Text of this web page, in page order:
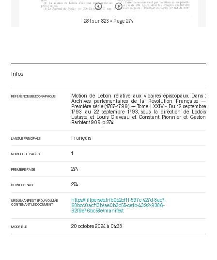
281 sur 823 • Page 274
Infos
RÉFÉRENCE BIBLIOGRAPHIQUE
Motion de Lebon relative aux vicaires épiscopaux. Dans :
Archives parlementaires de la Révolution Française —
Première série (1787-1799) — Tome LXXIV - Du 12 septembre
1793 au 22 septembre 1793 , sous la direction de Lodoïs
Lataste et Louis Claveau et Constant Pionnier et Gaston
Barbier. 1909. p. 274.
LANGUE PRINCIPALE Français
NOMBRE DE PAGES 1
PREMIÈRE PAGE 274
DERNIÈRE PAGE 274
URI DU MANIFEST IIIF DU VOLUME
CONTENANT LE DOCUMENT
https://iiif.persee.fr/b0e2cf11-597c-427d-8ac7-
68bcc0acf13b/ae0b3c55-ce1b-4392-9386-
92f9e76bc58e/manifest
MODIFIÉ LE 20 octobre 2024 à 04:38